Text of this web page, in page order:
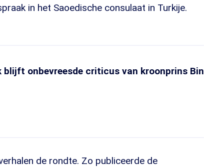
in het Saoedische consulaat in Turkije.
blijft onbevreesde criticus van kroonprins Bin
de rondte. Zo publiceerde de